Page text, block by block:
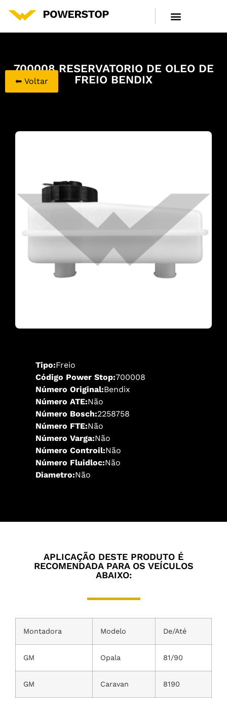
700008 RESERVATORIO DE OLEO DE
FREIO BENDIX
⬅ Voltar
Tipo:Freio
Código Power Stop:700008
Número Original:Bendix
Número ATE:Não
Número Bosch:2258758
Número FTE:Não
Número Varga:Não
Número Controil:Não
Número Fluidloc:Não
Diametro:Não
APLICAÇÃO DESTE PRODUTO É
RECOMENDADA PARA OS VEÍCULOS
ABAIXO:
Montadora Modelo De/Até
GM Opala 81/90
GM Caravan 8190